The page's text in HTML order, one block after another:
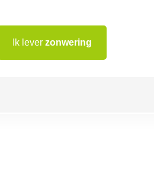
Ik lever zonwering